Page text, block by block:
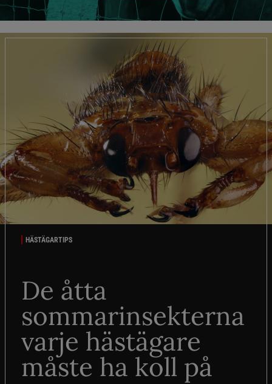
HÄSTÄGARTIPS
De åtta
sommarinsekterna
varje hästägare
måste ha koll på